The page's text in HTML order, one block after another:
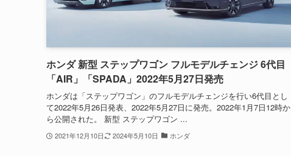
ホンダ 新型 ステップワゴン フルモデルチェンジ 6代目
「AIR」「SPADA」2022年5月27日発売
ホンダは「ステップワゴン」のフルモデルチェンジを行い6代目とし
て2022年5月26日発表、2022年5月27日に発売。2022年1月7日12時か
ら公開された。 新型 ステップワゴン ...
2021年12月10日 2024年5月10日 ホンダ